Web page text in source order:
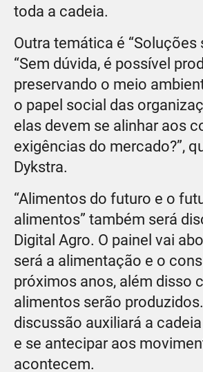
toda a cadeia.
Outra temática é “Soluções
“Sem dúvida, é possível
preservando o meio
o papel social das
elas devem se alinhar aos
exigências do mercado?”,
Dykstra.
“Alimentos do futuro e o
alimentos” também será
Digital Agro. O painel vai
será a alimentação e o
próximos anos, além disso
alimentos serão
discussão auxiliará a
e se antecipar aos
acontecem.